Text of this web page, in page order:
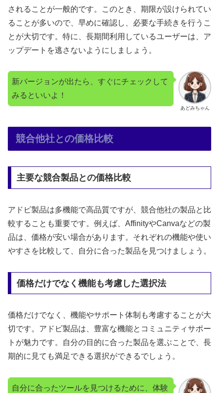
されることが一般的です。このとき、期限が設けられてい
ることが多いので、早めに確認し、必要な手続きを行うこ
とが大切です。特に、長期間利用しているユーザーは、ア
ップデートを逃さないようにしましょう。
あどみちゃん
新バージョンが出たら、すぐにチェックして
みるといいよ！
競合他社との価格比較
主要な競合製品との価格比較
アドビ製品は多機能で高品質ですが、競合他社の製品と比
較することも重要です。例えば、AffinityやCanvaなどの製
品は、価格が安い場合があります。それぞれの機能や使い
やすさを比較して、自分に合った製品を見つけましょう。
価格だけでなく機能も考慮した選択法
価格だけでなく、機能やサポート体制も考慮することが大
切です。アドビ製品は、豊富な機能とコミュニティサポー
トが魅力です。自分の目的に合った製品を選ぶことで、長
期的に見ても満足できる選択ができるでしょう。
自分に合ったツールを見つけるために、体験